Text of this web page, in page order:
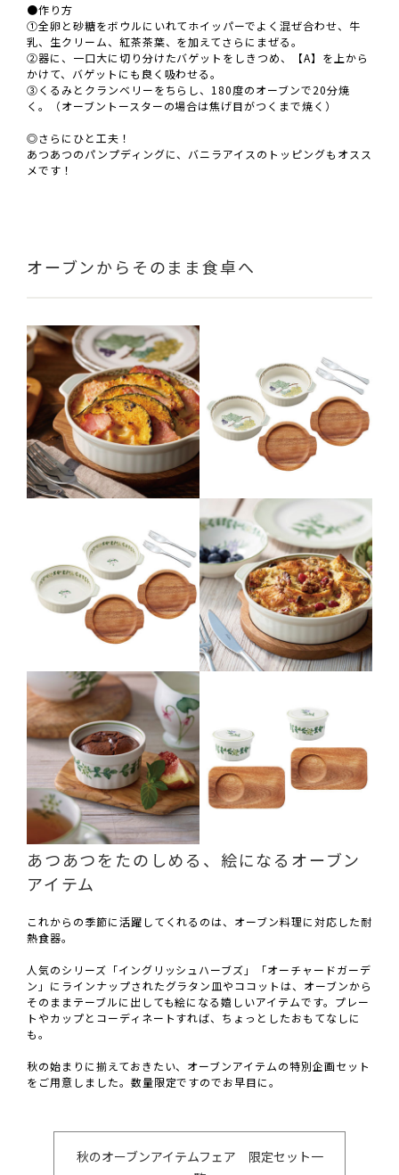
●作り方
①全卵と砂糖をボウルにいれてホイッパーでよく混ぜ合わせ、牛
乳、生クリーム、紅茶茶葉、を加えてさらにまぜる。
②器に、一口大に切り分けたバゲットをしきつめ、【A】を上から
かけて、バゲットにも良く吸わせる。
③くるみとクランベリーをちらし、180度のオーブンで20分焼
く。（オーブントースターの場合は焦げ目がつくまで焼く）
◎さらにひと工夫！
あつあつのパンプディングに、バニラアイスのトッピングもオスス
メです！
オーブンからそのまま食卓へ
あつあつをたのしめる、絵になるオーブン
アイテム
これからの季節に活躍してくれるのは、オーブン料理に対応した耐
熱食器。
人気のシリーズ「イングリッシュハーブズ」「オーチャードガーデ
ン」にラインナップされたグラタン皿やココットは、オーブンから
そのままテーブルに出しても絵になる嬉しいアイテムです。プレー
トやカップとコーディネートすれば、ちょっとしたおもてなしに
も。
秋の始まりに揃えておきたい、オーブンアイテムの特別企画セット
をご用意しました。数量限定ですのでお早目に。
秋のオーブンアイテムフェア 限定セット一